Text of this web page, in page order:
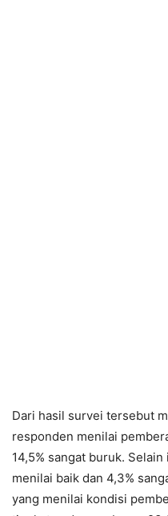
Dari hasil survei tersebut
responden menilai
14,5% sangat buruk.
menilai baik dan 4,3%
yang menilai kondisi